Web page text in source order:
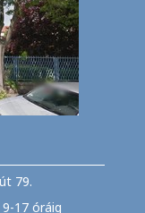
79.
17 óráig